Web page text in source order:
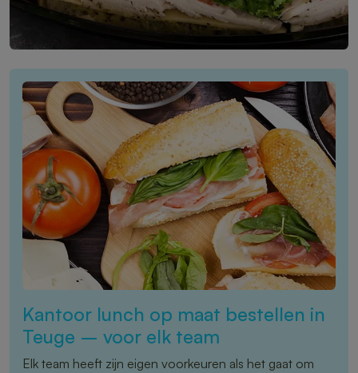
Kantoor lunch op maat bestellen in
Teuge – voor elk team
Elk team heeft zijn eigen voorkeuren als het gaat om